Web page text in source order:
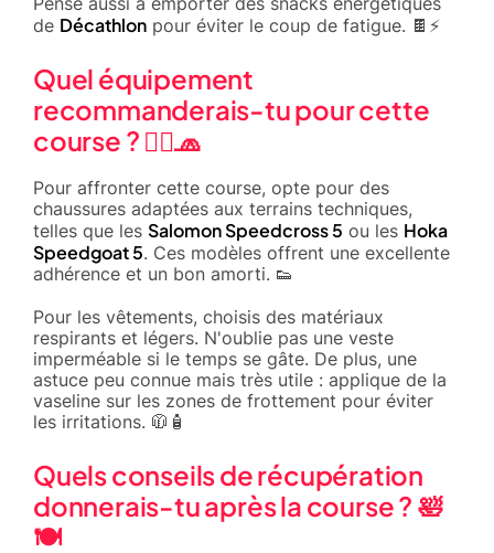
de Décathlon pour éviter le coup de fatigue. 🍫⚡
Quel équipement
recommanderais-tu pour cette
course ? 🏃‍♂️🧢
Pour affronter cette course, opte pour des
chaussures adaptées aux terrains techniques,
telles que les Salomon Speedcross 5 ou les Hoka
Speedgoat 5. Ces modèles offrent une excellente
adhérence et un bon amorti. 👟
Pour les vêtements, choisis des matériaux
respirants et légers. N'oublie pas une veste
imperméable si le temps se gâte. De plus, une
astuce peu connue mais très utile : applique de la
vaseline sur les zones de frottement pour éviter
les irritations. 🧥🧴
Quels conseils de récupération
donnerais-tu après la course ? 🛀
🍽️